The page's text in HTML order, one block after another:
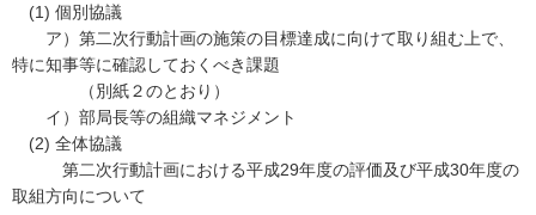
(1) 個別協議
ア）第二次行動計画の施策の目標達成に向けて取り組む上で、
特に知事等に確認しておくべき課題
（別紙２のとおり）
イ）部局長等の組織マネジメント
(2) 全体協議
第二次行動計画における平成29年度の評価及び平成30年度の
取組方向について